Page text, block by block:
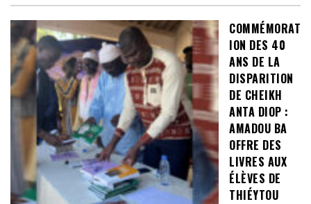
COMMÉMORAT
ION DES 40
ANS DE LA
DISPARITION
DE CHEIKH
ANTA DIOP :
AMADOU BA
OFFRE DES
LIVRES AUX
ÉLÈVES DE
THIÉYTOU